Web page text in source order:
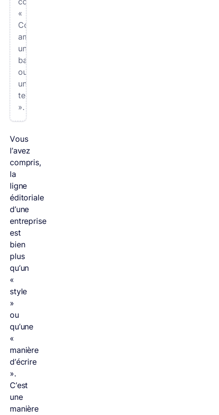
«
Comment
aménager
un
balcon
ou
une
terrasse?
».
Vous
l’avez
compris,
la
ligne
éditoriale
d’une
entreprise
est
bien
plus
qu’un
«
style
»
ou
qu’une
«
manière
d’écrire
».
C’est
une
manière